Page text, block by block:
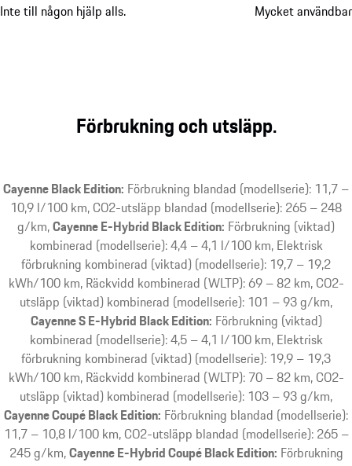
Inte till någon hjälp alls. Mycket användbar
Förbrukning och utsläpp.
Cayenne Black Edition: Förbrukning blandad (modellserie): 11,7 –
10,9 l/100 km, CO2-utsläpp blandad (modellserie): 265 – 248
g/km,Cayenne E-Hybrid Black Edition: Förbrukning (viktad)
kombinerad (modellserie): 4,4 – 4,1 l/100 km, Elektrisk
förbrukning kombinerad (viktad) (modellserie): 19,7 – 19,2
kWh/100 km, Räckvidd kombinerad (WLTP): 69 – 82 km, CO2-
utsläpp (viktad) kombinerad (modellserie): 101 – 93 g/km,
Cayenne S E-Hybrid Black Edition: Förbrukning (viktad)
kombinerad (modellserie): 4,5 – 4,1 l/100 km, Elektrisk
förbrukning kombinerad (viktad) (modellserie): 19,9 – 19,3
kWh/100 km, Räckvidd kombinerad (WLTP): 70 – 82 km, CO2-
utsläpp (viktad) kombinerad (modellserie): 103 – 93 g/km,
Cayenne Coupé Black Edition: Förbrukning blandad (modellserie):
11,7 – 10,8 l/100 km, CO2-utsläpp blandad (modellserie): 265 –
245 g/km,Cayenne E-Hybrid Coupé Black Edition: Förbrukning